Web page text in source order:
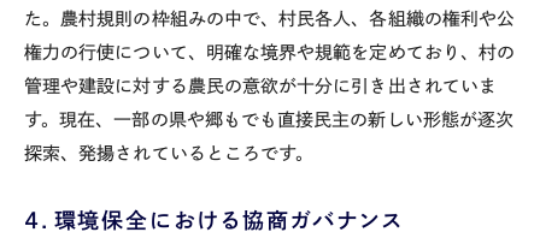
た。農村規則の枠組みの中で、村民各人、各組織の権利や公
権力の行使について、明確な境界や規範を定めており、村の
管理や建設に対する農民の意欲が十分に引き出されていま
す。現在、一部の県や郷もでも直接民主の新しい形態が逐次
探索、発揚されているところです。
４．環境保全における協商ガバナンス